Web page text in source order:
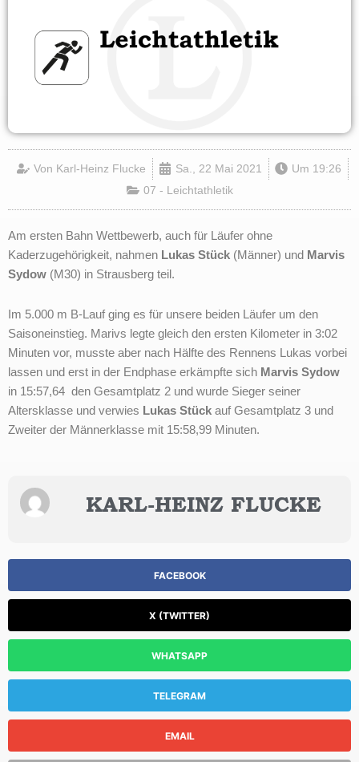
Von Karl-Heinz Flucke Sa., 22 Mai 2021 Um 19:26
07 - Leichtathletik
Am ersten Bahn Wettbewerb, auch für Läufer ohne
Kaderzugehörigkeit, nahmen Lukas Stück (Männer) und Marvis
Sydow (M30) in Strausberg teil.
Im 5.000 m B-Lauf ging es für unsere beiden Läufer um den
Saisoneinstieg. Marivs legte gleich den ersten Kilometer in 3:02
Minuten vor, musste aber nach Hälfte des Rennens Lukas vorbei
lassen und erst in der Endphase erkämpfte sich Marvis Sydow
in 15:57,64 den Gesamtplatz 2 und wurde Sieger seiner
Altersklasse und verwies Lukas Stück auf Gesamtplatz 3 und
Zweiter der Männerklasse mit 15:58,99 Minuten.
KARL-HEINZ FLUCKE
FACEBOOK
X (TWITTER)
WHATSAPP
TELEGRAM
EMAIL